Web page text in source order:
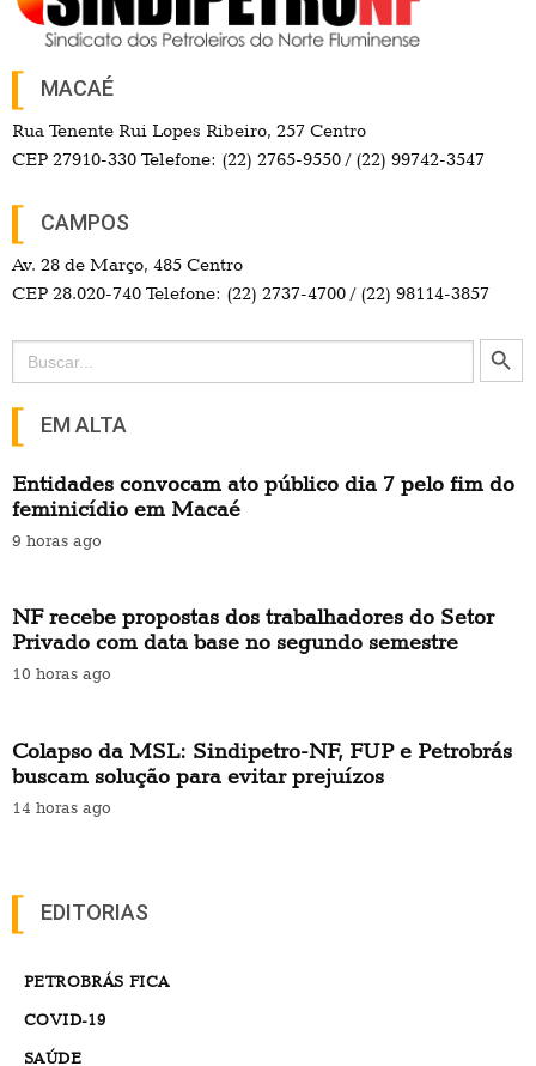
MACAÉ
Rua Tenente Rui Lopes Ribeiro, 257 Centro
CEP 27910-330 Telefone: (22) 2765-9550 / (22) 99742-3547
CAMPOS
Av. 28 de Março, 485 Centro
CEP 28.020-740 Telefone: (22) 2737-4700 / (22) 98114-3857
Search
for:
Search Button
EM ALTA
Entidades convocam ato público dia 7 pelo fim do
feminicídio em Macaé
9 horas ago
NF recebe propostas dos trabalhadores do Setor
Privado com data base no segundo semestre
10 horas ago
Colapso da MSL: Sindipetro-NF, FUP e Petrobrás
buscam solução para evitar prejuízos
14 horas ago
EDITORIAS
PETROBRÁS FICA
COVID-19
SAÚDE